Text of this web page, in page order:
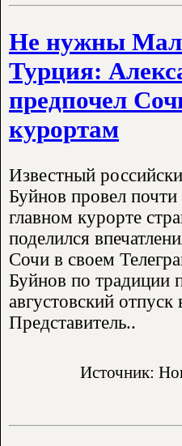
Не нужны
Турция:
предпочел
курортам
Известный
Буйнов провел почти
главном курорте
поделился
Сочи в своем
Буйнов по традиции
августовский отпуск
Представитель..
Источник: